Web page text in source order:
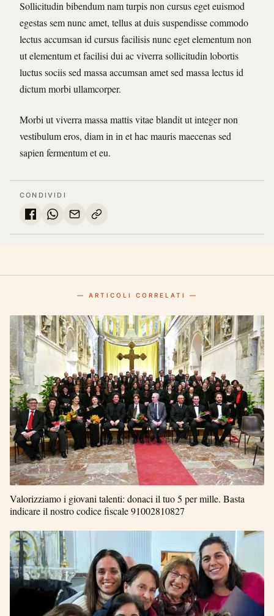
Sollicitudin bibendum nam turpis non cursus eget euismod
egestas sem nunc amet, tellus at duis suspendisse commodo
lectus accumsan id cursus facilisis nunc eget elementum non
ut elementum et facilisi dui ac viverra sollicitudin lobortis
luctus sociis sed massa accumsan amet sed massa lectus id
dictum morbi ullamcorper.
Morbi ut viverra massa mattis vitae blandit ut integer non
vestibulum eros, diam in in et hac mauris maecenas sed
sapien fermentum et eu.
CONDIVIDI
— ARTICOLI CORRELATI —
Valorizziamo i giovani talenti: donaci il tuo 5 per mille. Basta
indicare il nostro codice fiscale 91002810827